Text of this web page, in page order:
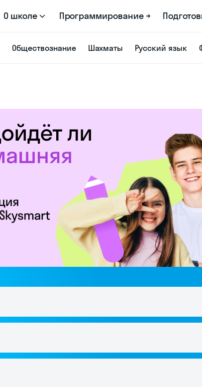
О школе Программирование →
Обществознание Шахматы Русский язык